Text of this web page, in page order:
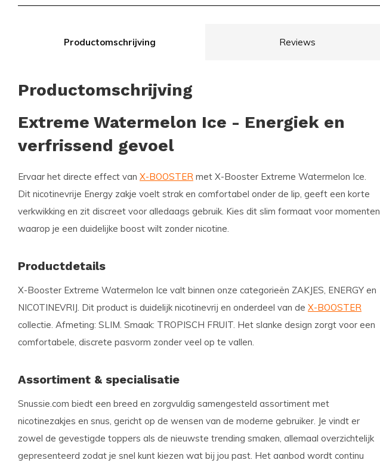
Productomschrijving Reviews
Productomschrijving
Extreme Watermelon Ice - Energiek en
verfrissend gevoel
Ervaar het directe effect van X-BOOSTER met X-Booster Extreme Watermelon Ice.
Dit nicotinevrije Energy zakje voelt strak en comfortabel onder de lip, geeft een korte
verkwikking en zit discreet voor alledaags gebruik. Kies dit slim formaat voor momenten
waarop je een duidelijke boost wilt zonder nicotine.
Productdetails
X-Booster Extreme Watermelon Ice valt binnen onze categorieën ZAKJES, ENERGY en
NICOTINEVRIJ. Dit product is duidelijk nicotinevrij en onderdeel van de X-BOOSTER
collectie. Afmeting: SLIM. Smaak: TROPISCH FRUIT. Het slanke design zorgt voor een
comfortabele, discrete pasvorm zonder veel op te vallen.
Assortiment & specialisatie
Snussie.com biedt een breed en zorgvuldig samengesteld assortiment met
nicotinezakjes en snus, gericht op de wensen van de moderne gebruiker. Je vindt er
zowel de gevestigde toppers als de nieuwste trending smaken, allemaal overzichtelijk
gepresenteerd zodat je snel kunt kiezen wat bij jou past. Het aanbod wordt continu